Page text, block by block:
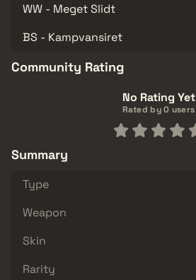
WW - Meget Slidt
BS - Kampvansiret
Community Rating
No Rating Yet
Rated by 0 users
Summary
Type
Weapon
Skin
Rarity